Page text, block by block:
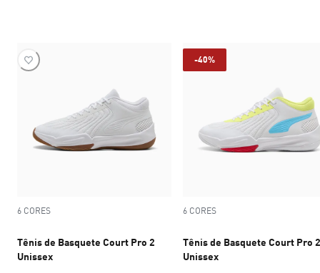
6 CORES
Tênis de Basquete Court Pro 2
Unissex
-40%
6 CORES
Tênis de Basquete Court Pro 2
Unissex